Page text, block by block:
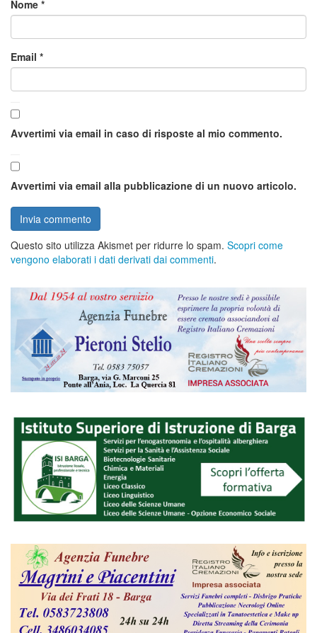
Nome *
Email *
Avvertimi via email in caso di risposte al mio commento.
Avvertimi via email alla pubblicazione di un nuovo articolo.
Questo sito utilizza Akismet per ridurre lo spam. Scopri come
vengono elaborati i dati derivati dai commenti.